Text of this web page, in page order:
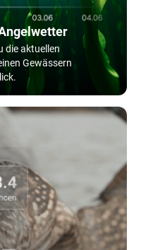
die aktuellen
Gewässern